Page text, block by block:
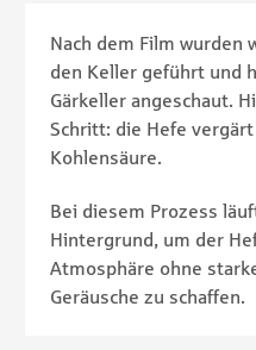
Nach dem Film wurden
den Keller geführt und
Gärkeller angeschaut.
Schritt: die Hefe
Kohlensäure.
Bei diesem Prozess
Hintergrund, um der
Atmosphäre ohne
Geräusche zu schaffen.